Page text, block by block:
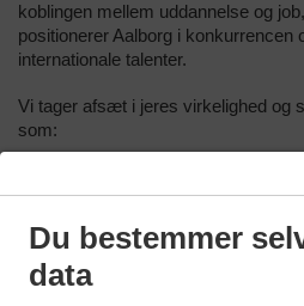
koblingen mellem uddannelse og
positionerer Aalborg i konkurrencen
internationale talenter.
Vi tager afsæt i jeres virkelighed og
som:
Hvordan kan samarbejdet
uddannelser og kommune
Hvad skal der til for at
medarbejdere og dimittender i
Du bestemmer
data